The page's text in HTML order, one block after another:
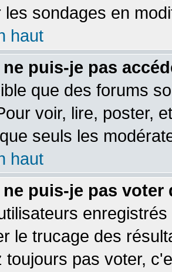
les sondages en
haut
puis-je pas
que des forums
voir, lire, poster,
seuls les
haut
puis-je pas voter
le trucage des
toujours pas voter,